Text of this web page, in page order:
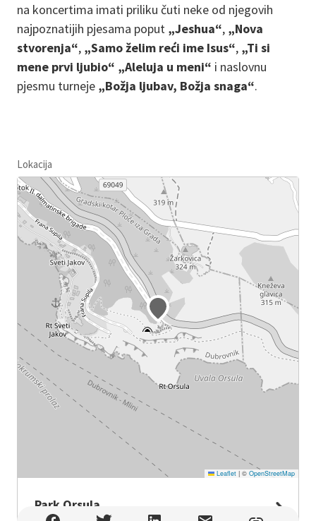
na koncertima imati priliku čuti neke od njegovih
najpoznatijih pjesama poput „Jeshua“, „Nova
stvorenja“, „Samo želim reći ime Isus“, „Ti si
mene prvi ljubio“ „Aleluja u meni“ i naslovnu
pjesmu turneje „Božja ljubav, Božja snaga“.
Lokacija
Leaflet |© OpenStreetMap
Park Orsula